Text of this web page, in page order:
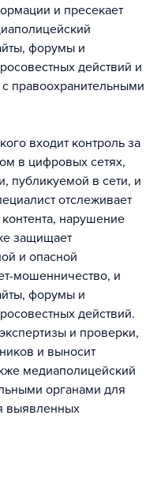
и пресекает
форумы и
действий и
правоохранительными
входит контроль за
в цифровых сетях,
публикуемой в сети, и
отслеживает
нарушение
защищает
и опасной
мошенничество, и
форумы и
действий.
и проверки,
и выносит
медиаполицейский
органами для
выявленных